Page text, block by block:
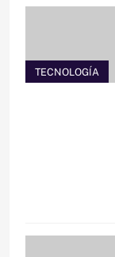
TECNOLOGÍA